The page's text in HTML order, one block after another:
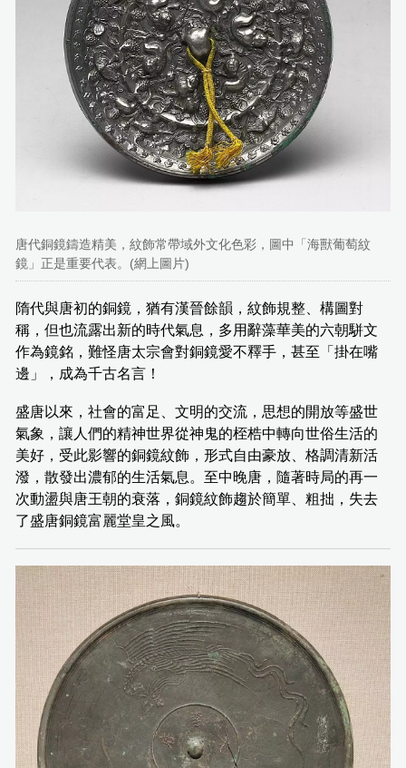
唐代銅鏡鑄造精美，紋飾常帶域外文化色彩，圖中「海獸葡萄紋
鏡」正是重要代表。(網上圖片)
隋代與唐初的銅鏡，猶有漢晉餘韻，紋飾規整、構圖對
稱，但也流露出新的時代氣息，多用辭藻華美的六朝駢文
作為鏡銘，難怪唐太宗會對銅鏡愛不釋手，甚至「掛在嘴
邊」，成為千古名言！
盛唐以來，社會的富足、文明的交流，思想的開放等盛世
氣象，讓人們的精神世界從神鬼的桎梏中轉向世俗生活的
美好，受此影響的銅鏡紋飾，形式自由豪放、格調清新活
潑，散發出濃郁的生活氣息。至中晚唐，隨著時局的再一
次動盪與唐王朝的衰落，銅鏡紋飾趨於簡單、粗拙，失去
了盛唐銅鏡富麗堂皇之風。